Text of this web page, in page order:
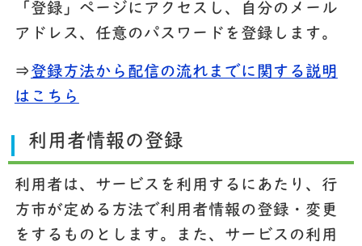
「登録」ページにアクセスし、自分のメール
アドレス、任意のパスワードを登録します。
⇒ 登録方法から配信の流れまでに関する説明
はこちら
利用者情報の登録
利用者は、サービスを利用するにあたり、行
方市が定める方法で利用者情報の登録・変更
をするものとします。また、サービスの利用